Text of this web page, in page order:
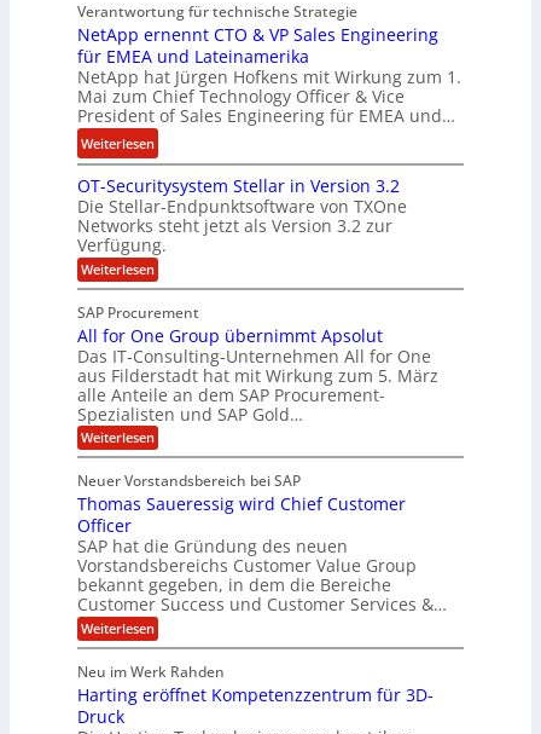
e
i
n
e
L
ö
s
u
n
g
r
d
F
n
a
n
z
c
h
f
b
e
i
I
F
S
n
g
n
e
e
r
i
n
g
-
S
p
e
z
i
a
l
i
s
u
l
i
a
H
u
b
e
r
Verantwortung für technische Strategie
NetApp ernennt CTO & VP Sales Engineering
für EMEA und Lateinamerika
NetApp hat Jürgen Hofkens mit Wirkung zum 1.
Mai zum Chief Technology Officer & Vice
President of Sales Engineering für EMEA und…
Weiterlesen:
N
e
t
A
p
p
n
e
n
n
t
C
T
O
V
P
S
a
l
e
s
OT-Securitysystem Stellar in Version 3.2
Die Stellar-Endpunktsoftware von TXOne
Networks steht jetzt als Version 3.2 zur
Verfügung.
Weiterlesen:
O
-
S
e
c
u
r
i
t
y
y
s
e
m
S
t
e
l
l
r
i
SAP Procurement
All for One Group übernimmt Apsolut
Das IT-Consulting-Unternehmen All for One
aus Filderstadt hat mit Wirkung zum 5. März
alle Anteile an dem SAP Procurement-
Spezialisten und SAP Gold…
Weiterlesen:
A
l
f
r
O
n
e
G
r
o
p
ü
b
Neuer Vorstandsbereich bei SAP
Thomas Saueressig wird Chief Customer
Officer
SAP hat die Gründung des neuen
Vorstandsbereichs Customer Value Group
bekannt gegeben, in dem die Bereiche
Customer Success und Customer Services &…
Weiterlesen:
T
o
m
Neu im Werk Rahden
Harting eröffnet Kompetenzzentrum für 3D-
Druck